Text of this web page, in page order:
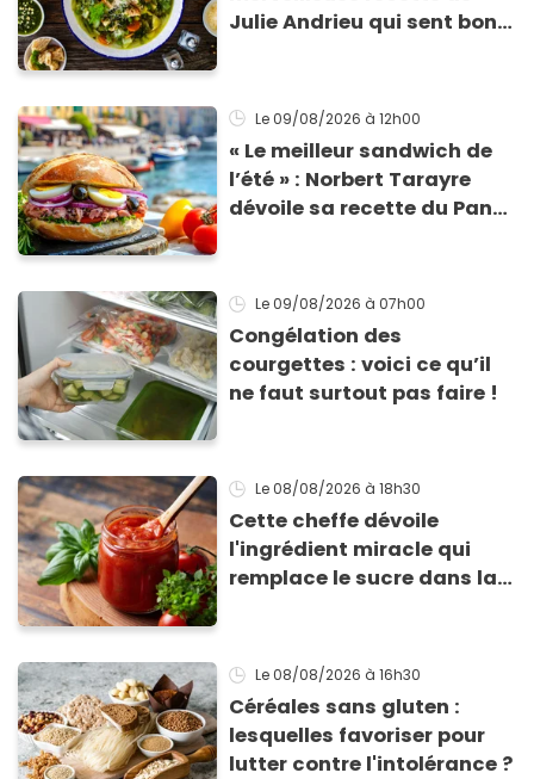
Julie Andrieu qui sent bon
Le 09/08/2026 à 12h00
« Le meilleur sandwich de
l’été » : Norbert Tarayre
dévoile sa recette du Pan
Le 09/08/2026 à 07h00
Congélation des
courgettes : voici ce qu’il
ne faut surtout pas faire !
Le 08/08/2026 à 18h30
Cette cheffe dévoile
l'ingrédient miracle qui
remplace le sucre dans la
Le 08/08/2026 à 16h30
Céréales sans gluten :
lesquelles favoriser pour
lutter contre l'intolérance ?